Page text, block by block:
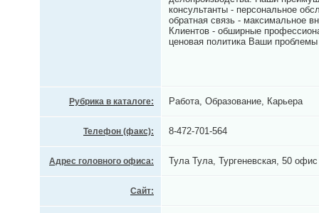
консультанты - персональное
обратная связь - максимальное
Клиентов - обширные
ценовая политика Ваши
Рубрика в каталоге: Работа, Образование, Карьера
Телефон (факс): 8-472-701-564
Адрес головного офиса: Тула Тула, Тургеневская, 50
Сайт: